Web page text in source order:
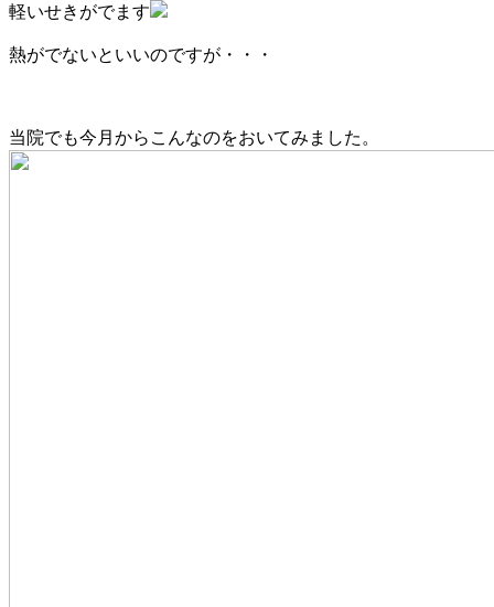
軽いせきがでます
熱がでないといいのですが・・・
当院でも今月からこんなのをおいてみました。